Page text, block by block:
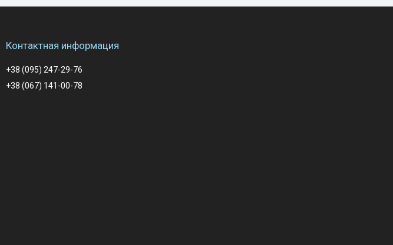
Контактная информация
+38 (095) 247-29-76
+38 (067) 141-00-78